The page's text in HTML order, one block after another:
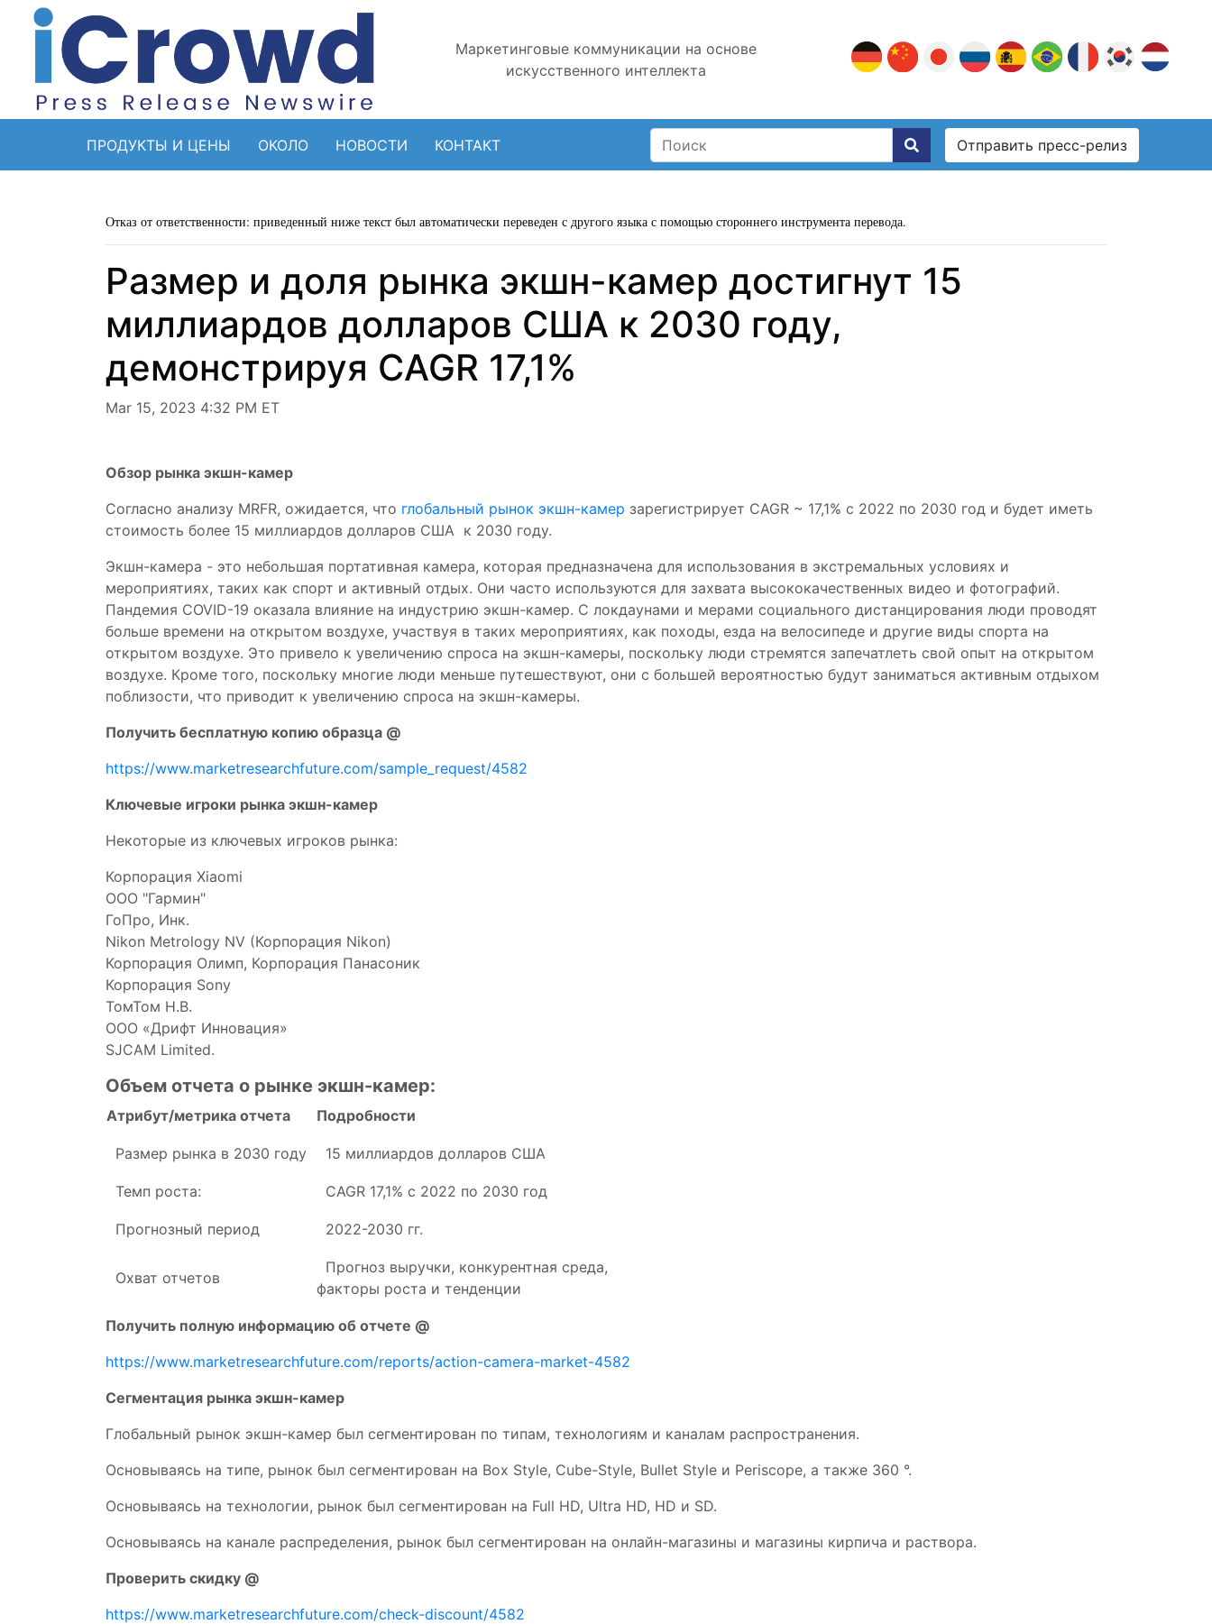
Маркетинговые коммуникации на основе
искусственного интеллекта
ПРОДУКТЫ И ЦЕНЫ ОКОЛО НОВОСТИ КОНТАКТ Отправить пресс-релиз
Отказ от ответственности: приведенный ниже текст был автоматически переведен с другого языка с помощью стороннего инструмента перевода.
Размер и доля рынка экшн-камер достигнут 15
миллиардов долларов США к 2030 году,
демонстрируя CAGR 17,1%
Mar 15, 2023 4:32 PM ET
Обзор рынка экшн-камер
Согласно анализу MRFR, ожидается, что глобальный рынок экшн-камер зарегистрирует CAGR ~ 17,1% с 2022 по 2030 год и будет иметь
стоимость более 15 миллиардов долларов США к 2030 году.
Экшн-камера - это небольшая портативная камера, которая предназначена для использования в экстремальных условиях и
мероприятиях, таких как спорт и активный отдых. Они часто используются для захвата высококачественных видео и фотографий.
Пандемия COVID-19 оказала влияние на индустрию экшн-камер. С локдаунами и мерами социального дистанцирования люди проводят
больше времени на открытом воздухе, участвуя в таких мероприятиях, как походы, езда на велосипеде и другие виды спорта на
открытом воздухе. Это привело к увеличению спроса на экшн-камеры, поскольку люди стремятся запечатлеть свой опыт на открытом
воздухе. Кроме того, поскольку многие люди меньше путешествуют, они с большей вероятностью будут заниматься активным отдыхом
поблизости, что приводит к увеличению спроса на экшн-камеры.
Получить бесплатную копию образца @
https://www.marketresearchfuture.com/sample_request/4582
Ключевые игроки рынка экшн-камер
Некоторые из ключевых игроков рынка:
Корпорация Xiaomi
ООО "Гармин"
ГоПро, Инк.
Nikon Metrology NV (Корпорация Nikon)
Корпорация Олимп, Корпорация Панасоник
Корпорация Sony
ТомТом Н.В.
ООО «Дрифт Инновация»
SJCAM Limited.
Объем отчета о рынке экшн-камер:
Атрибут/метрика отчета Подробности
Размер рынка в 2030 году 15 миллиардов долларов США
Темп роста: CAGR 17,1% с 2022 по 2030 год
Прогнозный период 2022-2030 гг.
Охват отчетов
Прогноз выручки, конкурентная среда,
факторы роста и тенденции
Получить полную информацию об отчете @
https://www.marketresearchfuture.com/reports/action-camera-market-4582
Сегментация рынка экшн-камер
Глобальный рынок экшн-камер был сегментирован по типам, технологиям и каналам распространения.
Основываясь на типе, рынок был сегментирован на Box Style, Cube-Style, Bullet Style и Periscope, а также 360 °.
Основываясь на технологии, рынок был сегментирован на Full HD, Ultra HD, HD и SD.
Основываясь на канале распределения, рынок был сегментирован на онлайн-магазины и магазины кирпича и раствора.
Проверить скидку @
https://www.marketresearchfuture.com/check-discount/4582